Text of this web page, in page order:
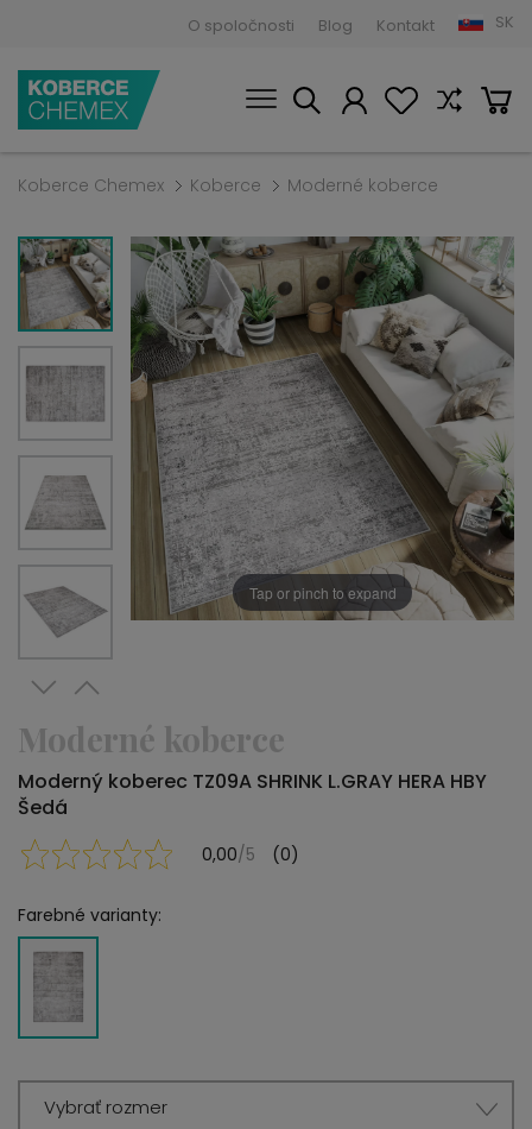
O spoločnosti Blog Kontakt SK
Koberce Chemex Koberce Moderné koberce
Tap or pinch to expand
Moderné koberce
Moderný koberec TZ09A SHRINK L.GRAY HERA HBY
Šedá
0,00/5 (0)
Farebné varianty:
Vybrať rozmer